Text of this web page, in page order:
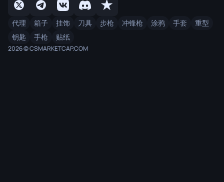
代理 箱子 挂饰 刀具 步枪 冲锋枪 涂鸦 手套
重型
钥匙
手枪 贴纸
2026 © CSMARKETCAP.COM